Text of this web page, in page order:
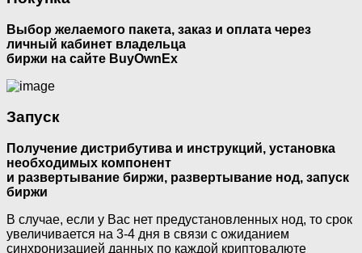
Выбор желаемого пакета, заказ и оплата через
личный кабинет владельца
биржи на сайте BuyOwnEx
Запуск
Получение дистрибутива и инструкций, установка
необходимых компонент
и развертывание биржи, развертывание нод, запуск
биржи
В случае, если у Вас нет предустановленных нод, то срок
увеличивается на 3-4 дня в связи с ожиданием
синхронизацией данных по каждой криптовалюте